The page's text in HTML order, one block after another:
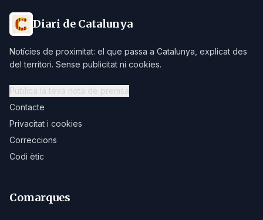
Diari de Catalunya
Notícies de proximitat: el que passa a Catalunya, explicat des
del territori. Sense publicitat ni cookies.
Publica la teva nota de premsa
Contacte
Privacitat i cookies
Correccions
Codi ètic
Comarques